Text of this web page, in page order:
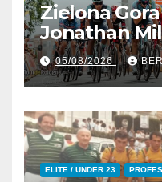
Zielona
Jonathan
Vince la
seguito e in
all’83° Giro
05/08/2026
ELITE / UNDER 23